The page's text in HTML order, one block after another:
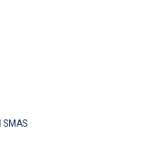
SMAS